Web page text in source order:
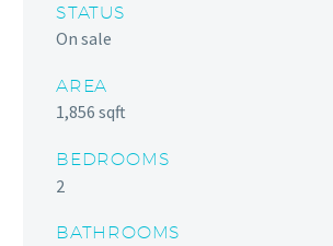
STATUS
On sale
AREA
1,856 sqft
BEDROOMS
2
BATHROOMS